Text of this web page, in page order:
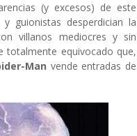
(y excesos) de este
guionistas desperdician la
villanos mediocres y sin
totalmente equivocado que,
Man vende entradas de